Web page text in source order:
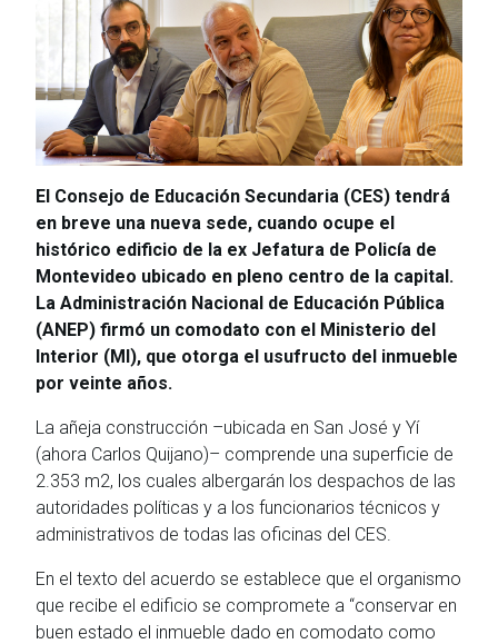
El Consejo de Educación Secundaria (CES) tendrá
en breve una nueva sede, cuando ocupe el
histórico edificio de la ex Jefatura de Policía de
Montevideo ubicado en pleno centro de la capital.
La Administración Nacional de Educación Pública
(ANEP) firmó un comodato con el Ministerio del
Interior (MI), que otorga el usufructo del inmueble
por veinte años.
La añeja construcción –ubicada en San José y Yí
(ahora Carlos Quijano)– comprende una superficie de
2.353 m2, los cuales albergarán los despachos de las
autoridades políticas y a los funcionarios técnicos y
administrativos de todas las oficinas del CES.
En el texto del acuerdo se establece que el organismo
que recibe el edificio se compromete a “conservar en
buen estado el inmueble dado en comodato como